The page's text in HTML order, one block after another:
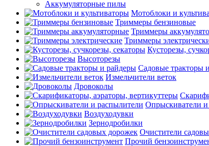
Аккумуляторные пилы
Мотоблоки и
Триммеры бензиновые
Триммеры
Триммеры
Кусторезы,
Высоторезы
Садовые тракторы
Измельчители веток
Дровоколы
Опрыскиватели
Воздуходувки
Зернодробилки
Очистители
Прочий